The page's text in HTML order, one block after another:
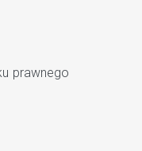
prawnego